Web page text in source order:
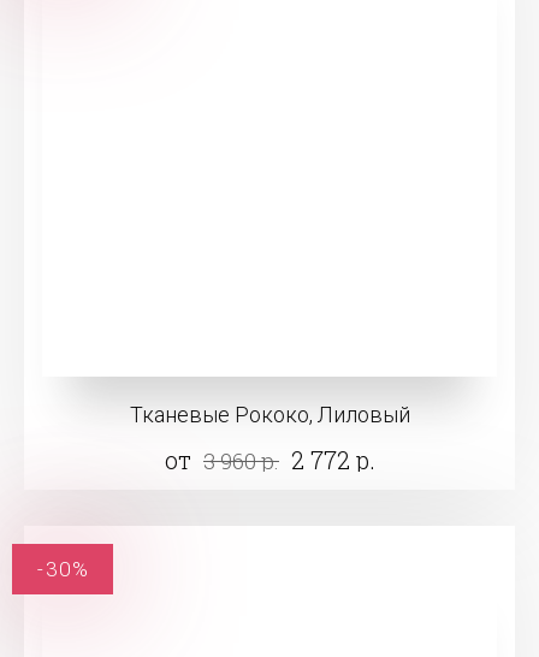
Тканевые Рококо, Лиловый
от 3 960 р. 2 772 р.
-30%